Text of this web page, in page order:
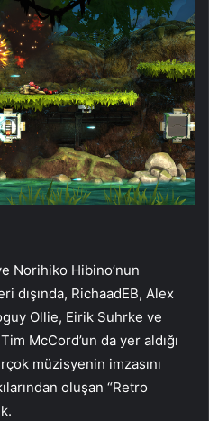
Norihiko Hibino’nun
dışında, RichaadEB, Alex
Ollie, Eirik Suhrke ve
McCord’un da yer aldığı
müzisyenin imzasını
oluşan “Retro